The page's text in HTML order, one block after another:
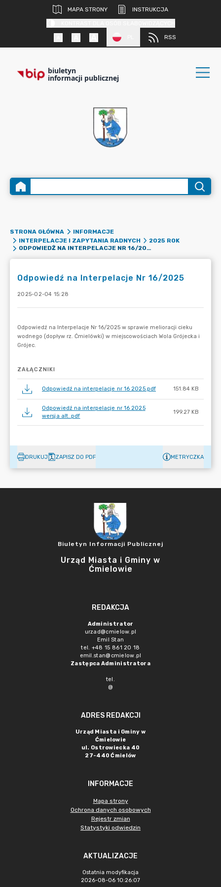
MAPA STRONY
INSTRUKCJA
RSS
biuletyn
informacji publicznej
STRONA GŁÓWNA
INFORMACJE
INTERPELACJE I ZAPYTANIA RADNYCH
2025 ROK
ODPOWIEDŹ NA INTERPELACJE NR 16/2025
Odpowiedź na Interpelacje Nr 16/2025
2025-02-04 15:28
ZAŁĄCZNIKI
Odpowiedź na interpelacje nr 16 2025.pdf 151.84 KB
Odpowiedź na interpelacje nr 16 2025
wersja alt..pdf
199.27 KB
DRUKUJ ZAPISZ DO PDF METRYCZKA
Biuletyn Informacji Publicznej
Urząd Miasta i Gminy w
Ćmielowie
REDAKCJA
Administrator
urzad@cmielow.pl
Emil Stan
tel. +48 15 861 20 18
emil.stan@cmielow.pl
Zastępca Administratora
tel.
@
ADRES REDAKCJI
Urząd Miasta i Gminy w
Ćmielowie
ul. Ostrowiecka 40
27-440 Ćmielów
INFORMACJE
Mapa strony
Ochrona danych osobowych
Rejestr zmian
Statystyki odwiedzin
AKTUALIZACJE
Ostatnia modyfikacja
2026-08-06 10:26:07